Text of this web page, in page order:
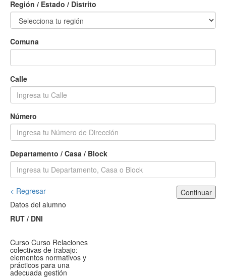
Región / Estado / Distrito
Comuna
Calle
Número
Departamento / Casa / Block
< Regresar
Continuar
Datos del alumno
RUT / DNI
Curso Curso Relaciones
colectivas de trabajo:
elementos normativos y
prácticos para una
adecuada gestión